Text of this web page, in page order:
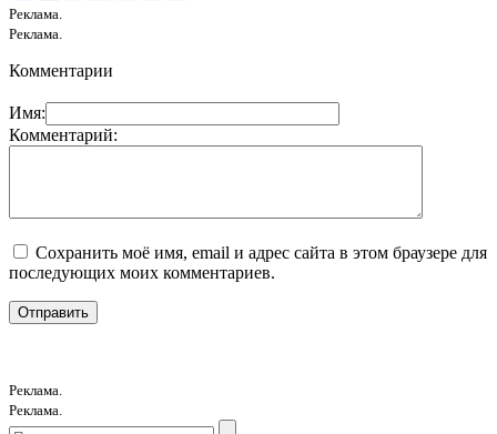
Реклама.
Реклама.
Комментарии
Имя:
Комментарий:
Сохранить моё имя, email и адрес сайта в этом браузере для
последующих моих комментариев.
Реклама.
Реклама.